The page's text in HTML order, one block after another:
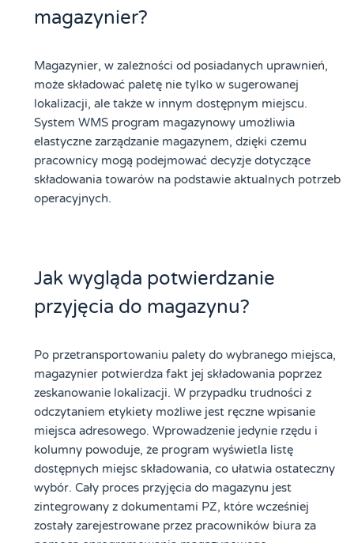
magazynier?
Magazynier, w zależności od posiadanych uprawnień,
może składować paletę nie tylko w sugerowanej
lokalizacji, ale także w innym dostępnym miejscu.
System WMS program magazynowy umożliwia
elastyczne zarządzanie magazynem, dzięki czemu
pracownicy mogą podejmować decyzje dotyczące
składowania towarów na podstawie aktualnych potrzeb
operacyjnych.
Jak wygląda potwierdzanie
przyjęcia do magazynu?
Po przetransportowaniu palety do wybranego miejsca,
magazynier potwierdza fakt jej składowania poprzez
zeskanowanie lokalizacji. W przypadku trudności z
odczytaniem etykiety możliwe jest ręczne wpisanie
miejsca adresowego. Wprowadzenie jedynie rzędu i
kolumny powoduje, że program wyświetla listę
dostępnych miejsc składowania, co ułatwia ostateczny
wybór. Cały proces przyjęcia do magazynu jest
zintegrowany z dokumentami PZ, które wcześniej
zostały zarejestrowane przez pracowników biura za